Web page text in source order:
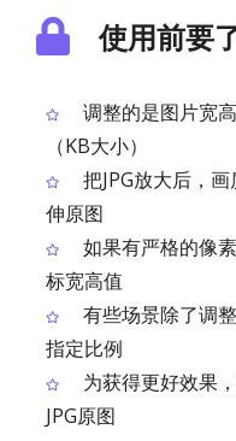
使用前要
调整的是图片宽
（KB大小）
把JPG放大后，
伸原图
如果有严格的像
标宽高值
有些场景除了调
指定比例
为获得更好效果
JPG原图